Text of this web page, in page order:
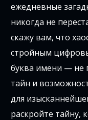
ежедневные
никогда не
скажу вам, что
стройным
буква имени — не
тайн и
для
раскройте тайну,